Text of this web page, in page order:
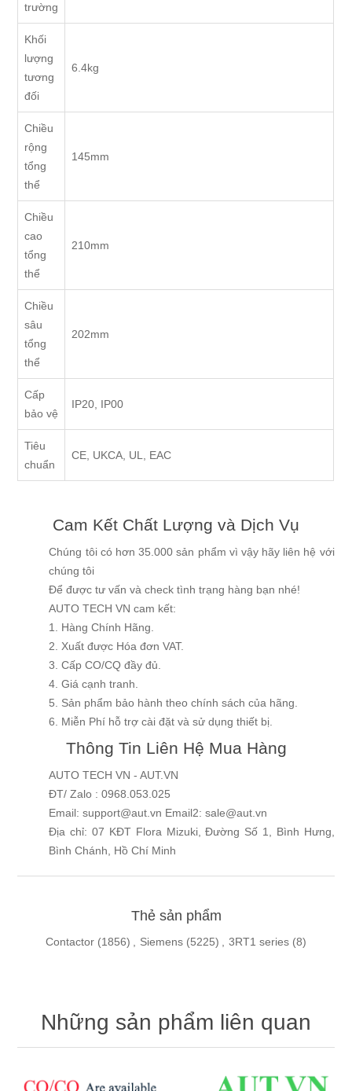
trường
Khối
lượng
tương
đối
6.4kg
Chiều
rộng
tổng
thể
145mm
Chiều
cao
tổng
thể
210mm
Chiều
sâu
tổng
thể
202mm
Cấp
bảo vệ
IP20, IP00
Tiêu
chuẩn
CE, UKCA, UL, EAC
Cam Kết Chất Lượng và Dịch Vụ
Chúng tôi có hơn 35.000 sản phẩm vì vậy hãy liên hệ với
chúng tôi
Để được tư vấn và check tình trạng hàng bạn nhé!
AUTO TECH VN cam kết:
1. Hàng Chính Hãng.
2. Xuất được Hóa đơn VAT.
3. Cấp CO/CQ đầy đủ.
4. Giá cạnh tranh.
5. Sản phẩm bảo hành theo chính sách của hãng.
6. Miễn Phí hỗ trợ cài đặt và sử dụng thiết bị.
Thông Tin Liên Hệ Mua Hàng
AUTO TECH VN - AUT.VN
ĐT/ Zalo : 0968.053.025
Email: support@aut.vn Email2: sale@aut.vn
Địa chỉ: 07 KĐT Flora Mizuki, Đường Số 1, Bình Hưng,
Bình Chánh, Hồ Chí Minh
Thẻ sản phẩm
Contactor (1856) , Siemens (5225) , 3RT1 series (8)
Những sản phẩm liên quan